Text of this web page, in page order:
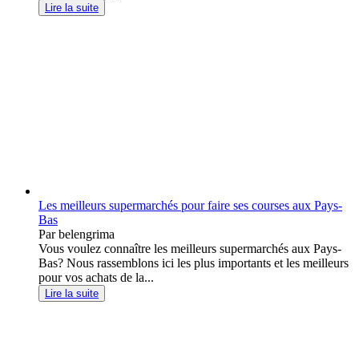
Lire la suite
Les meilleurs supermarchés pour faire ses courses aux Pays-
Bas
Par belengrima
Vous voulez connaître les meilleurs supermarchés aux Pays-
Bas? Nous rassemblons ici les plus importants et les meilleurs
pour vos achats de la...
Lire la suite